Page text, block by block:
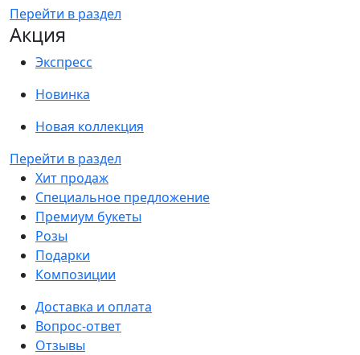
Перейти в раздел
Акция
Экспресс
Новинка
Новая коллекция
Перейти в раздел
Хит продаж
Специальное предложение
Премиум букеты
Розы
Подарки
Композиции
Доставка и оплата
Вопрос-ответ
Отзывы